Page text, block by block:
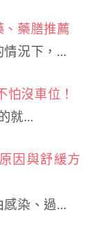
藥膳推薦
情況下，…
沒車位！
就…
因與舒緩方
感染、過…